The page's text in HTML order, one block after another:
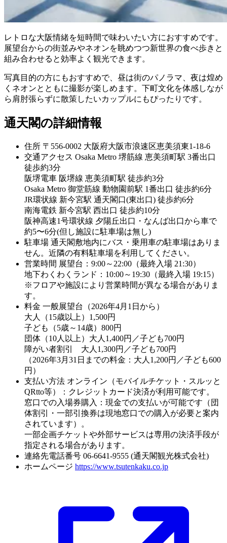
レトロな大阪情緒を短時間で味わいたい方におすすめです。
展望台からの街並みやネオンを眺めつつ新世界の食べ歩きと
組み合わせると効率よく観光できます。
写真目的の方にもおすすめで、昼は街のパノラマ、夜は煌め
くネオンとともに撮影が楽しめます。下町文化を体感しなが
ら肩肘張らずに散策したいカップルにもぴったりです。
通天閣の詳細情報
住所 〒556-0002 大阪府大阪市浪速区恵美須東1-18-6
交通アクセス Osaka Metro 堺筋線 恵美須町駅 3番出口
徒歩約3分
阪堺電車 阪堺線 恵美須町駅 徒歩約3分
Osaka Metro 御堂筋線 動物園前駅 1番出口 徒歩約6分
JR環状線 新今宮駅 通天閣口(東出口) 徒歩約6分
南海電鉄 新今宮駅 西出口 徒歩約10分
阪神高速1号環状線 夕陽丘出口・なんば出口から車で
約5〜6分(但し施設に駐車場は無し)
駐車場 通天閣敷地内にバス・乗用車の駐車場はありま
せん。近隣の有料駐車場を利用してください。
営業時間 展望台：9:00～22:00（最終入場 21:30）
地下わくわくランド：10:00～19:30（最終入場 19:15）
※フロアや施設により営業時間が異なる場合がありま
す。
料金 一般展望台（2026年4月1日から）
大人（15歳以上）1,500円
子ども（5歳～14歳）800円
団体（10人以上）大人1,400円／子ども700円
障がい者割引 大人1,300円／子ども700円
（2026年3月31日までの料金：大人1,200円／子ども600
円）
支払い方法 オンライン（モバイルチケット・スルッと
QRtto等）：クレジットカード決済が利用可能です。
窓口での入場券購入：現金での支払いが可能です（団
体割引・一部引換券は現地窓口での購入が必要と案内
されています）。
一部企画チケットや外部サービスは専用の決済手段が
指定される場合があります。
連絡先電話番号 06-6641-9555 (通天閣観光株式会社)
ホームページ https://www.tsutenkaku.co.jp